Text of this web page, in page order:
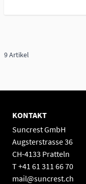
9Artikel
KONTAKT
Suncrest GmbH
Augsterstrasse 36
CH-4133 Pratteln
T +41 61 311 66 70
mail@suncrest.ch